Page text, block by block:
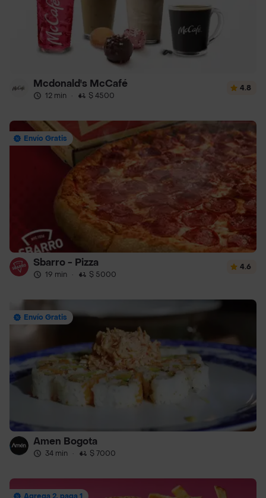
Mcdonald's McCafé
12 min · $ 4500
4.8
Envío Gratis
Sbarro - Pizza
19 min · $ 5000
4.6
Envío Gratis
Amen Bogota
34 min · $ 7000